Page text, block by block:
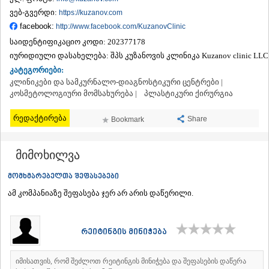
ᲗᲔᲠᲯᲝᲚᲐ
ᲢᲧᲘᲑᲣᲚᲘ
ᲥᲣᲗᲐᲘᲡᲘ
ᲬᲧᲐᲚᲢᲣᲑᲝ
ᲭᲘᲐᲗᲣᲠᲐ
ᲮᲐᲠᲐᲒᲐᲣᲚᲘ
ᲙᲐᲮᲔᲗᲘ
ᲓᲔᲓᲝᲤᲚᲘᲡᲬᲧᲐᲠᲝ
ᲚᲐᲒᲝᲓᲔᲮᲘ
ᲡᲐᲒᲐᲠᲔᲯᲝ
ᲧᲕᲐᲠᲔᲚᲘ
ᲬᲜᲝᲠᲘ
ᲛᲪᲮᲔᲗᲐ–ᲛᲗᲘᲐᲜᲔᲗᲘ
ᲓᲣᲨᲔᲗᲘ
ᲗᲘᲐᲜᲔᲗᲘ
ვებ-გვერდი: https://kuzanov.com
facebook: http://www.facebook.com/KuzanovClinic
საიდენტიფიკაციო კოდი: 202377178
იურიდიული დასახელება: შპს კუზანოვის კლინიკა Kuzanov clinic LLC
კატეგორიები:
კლინიკები და სამკურნალო-დიაგნოსტიკური ცენტრები |
კოსმეტოლოგიური მომსახურება |
პლასტიკური ქირურგია
რედაქტირება Bookmark Share
მიმოხილვა
მომხმარებელთა შეფასებები
ამ კომპანიაზე შეფასება ჯერ არ არის დაწერილი.
რეიტინგის მინიჭება
იმისათვის, რომ შეძლოთ რეიტინგის მინიჭება და შეფასების დაწერა